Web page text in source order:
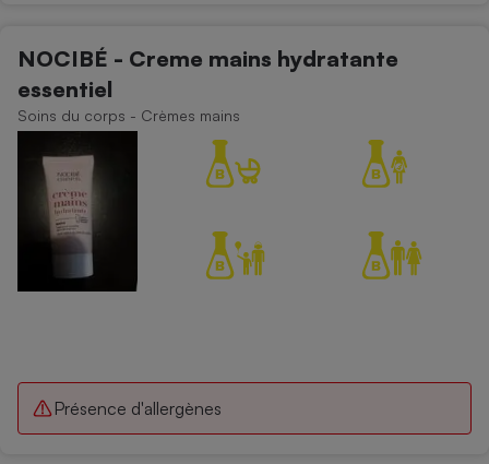
NOCIBÉ - Creme mains hydratante
essentiel
Soins du corps - Crèmes mains
Présence d'allergènes